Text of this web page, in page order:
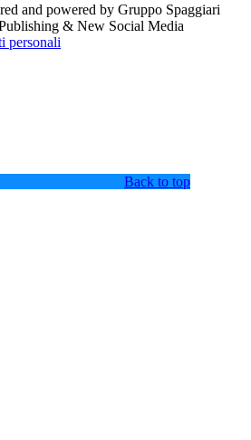
and powered by Gruppo Spaggiari
& New Social Media
personali
Back to top